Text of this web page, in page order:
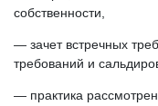
собственности,
— зачет встречных
требований и
— практика